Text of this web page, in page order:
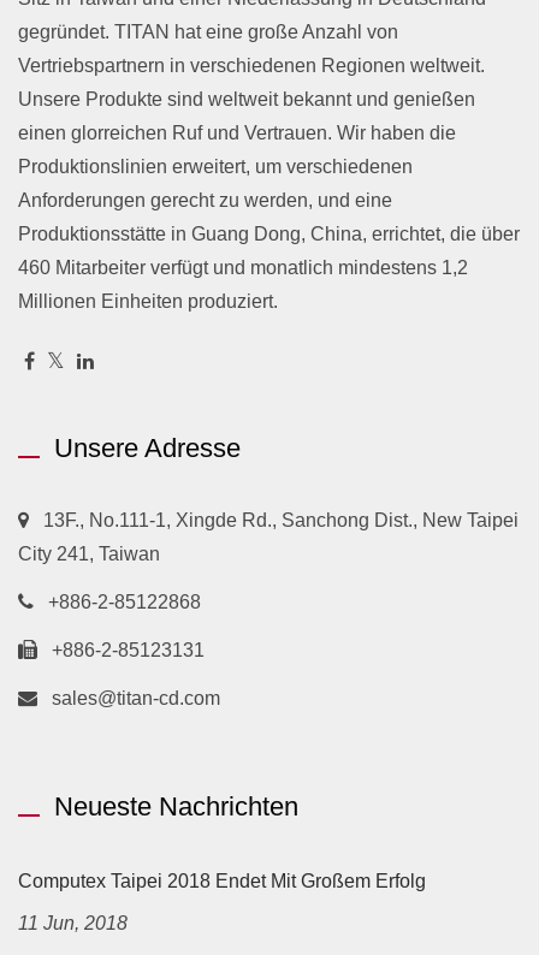
gegründet. TITAN hat eine große Anzahl von
Vertriebspartnern in verschiedenen Regionen weltweit.
Unsere Produkte sind weltweit bekannt und genießen
einen glorreichen Ruf und Vertrauen. Wir haben die
Produktionslinien erweitert, um verschiedenen
Anforderungen gerecht zu werden, und eine
Produktionsstätte in Guang Dong, China, errichtet, die über
460 Mitarbeiter verfügt und monatlich mindestens 1,2
Millionen Einheiten produziert.
Unsere Adresse
13F., No.111-1, Xingde Rd., Sanchong Dist., New Taipei
City 241, Taiwan
+886-2-85122868
+886-2-85123131
sales@titan-cd.com
Neueste Nachrichten
Computex Taipei 2018 Endet Mit Großem Erfolg
11 Jun, 2018